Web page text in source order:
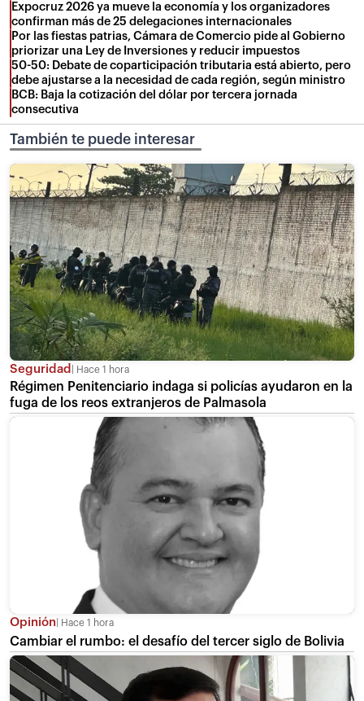
Expocruz 2026 ya mueve la economía y los organizadores
confirman más de 25 delegaciones internacionales
Por las fiestas patrias, Cámara de Comercio pide al Gobierno
priorizar una Ley de Inversiones y reducir impuestos
50-50: Debate de coparticipación tributaria está abierto, pero
debe ajustarse a la necesidad de cada región, según ministro
BCB: Baja la cotización del dólar por tercera jornada
consecutiva
También te puede interesar
Seguridad Hace 1 hora
Régimen Penitenciario indaga si policías ayudaron en la
fuga de los reos extranjeros de Palmasola
Opinión Hace 1 hora
Cambiar el rumbo: el desafío del tercer siglo de Bolivia